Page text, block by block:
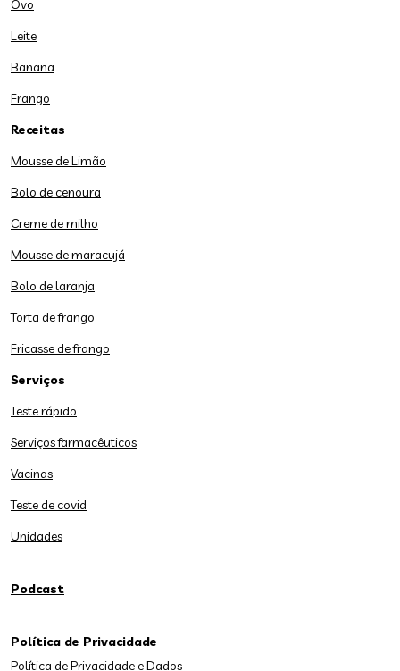
Ovo
Leite
Banana
Frango
Receitas
Mousse de Limão
Bolo de cenoura
Creme de milho
Mousse de maracujá
Bolo de laranja
Torta de frango
Fricasse de frango
Serviços
Teste rápido
Serviços farmacêuticos
Vacinas
Teste de covid
Unidades
Podcast
Política de Privacidade
Política de Privacidade e Dados